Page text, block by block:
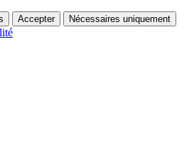
Accepter Nécessaires uniquement